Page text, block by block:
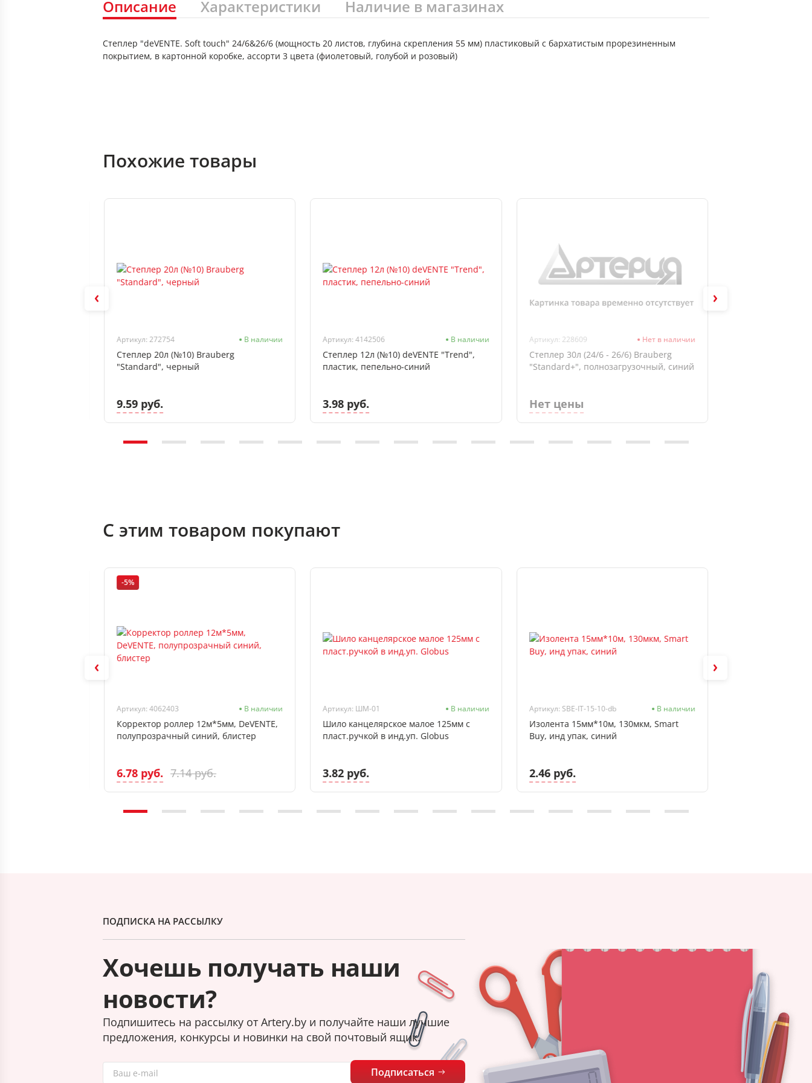
Описание Характеристики Наличие в магазинах
Степлер "deVENTE. Soft touch" 24/6&26/6 (мощность 20 листов, глубина скрепления 55 мм) пластиковый с бархатистым прорезиненным
покрытием, в картонной коробке, ассорти 3 цвета (фиолетовый, голубой и розовый)
Похожие товары
Артикул: 272754 В наличии
Степлер 20л (№10) Brauberg
"Standard", черный
9.59 руб.
Артикул: 4142506 В наличии
Степлер 12л (№10) deVENTE "Trend",
пластик, пепельно-синий
3.98 руб.
Артикул: 228609 Нет в наличии
Степлер 30л (24/6 - 26/6) Brauberg
"Standard+", полнозагрузочный, синий
Нет цены
С этим товаром покупают
-5%
Артикул: 4062403 В наличии
Корректор роллер 12м*5мм, DeVENTE,
полупрозрачный синий, блистер
6.78 руб. 7.14 руб.
Артикул: ШМ-01 В наличии
Шило канцелярское малое 125мм с
пласт.ручкой в инд.уп. Globus
3.82 руб.
Артикул: SBE-IT-15-10-db В наличии
Изолента 15мм*10м, 130мкм, Smart
Buy, инд упак, синий
2.46 руб.
ПОДПИСКА НА РАССЫЛКУ
Хочешь получать наши
новости?
Подпишитесь на рассылку от Artery.by и получайте наши лучшие
предложения, конкурсы и новинки на свой почтовый ящик.
Подписаться